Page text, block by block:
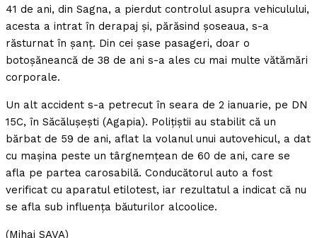
41 de ani, din Sagna, a pierdut controlul asupra vehiculului,
acesta a intrat în derapaj şi, părăsind şoseaua, s-a
răsturnat în şanţ. Din cei şase pasageri, doar o
botoşăneancă de 38 de ani s-a ales cu mai multe vătămări
corporale.
Un alt accident s-a petrecut în seara de 2 ianuarie, pe DN
15C, în Săcăluşeşti (Agapia). Poliţiştii au stabilit că un
bărbat de 59 de ani, aflat la volanul unui autovehicul, a dat
cu maşina peste un târgnemţean de 60 de ani, care se
afla pe partea carosabilă. Conducătorul auto a fost
verificat cu aparatul etilotest, iar rezultatul a indicat că nu
se afla sub influenţa băuturilor alcoolice.
(Mihai SAVA)